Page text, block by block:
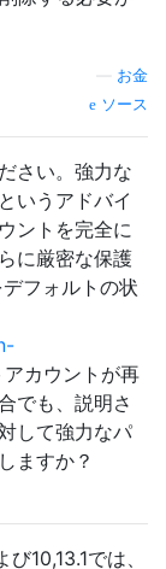
お金
ソース
さい。強力な
いうアドバイ
ントを完全に
に厳密な保護
フォルトの状
アカウントが再
でも、説明さ
して強力なパ
ますか？
10,13.1では、